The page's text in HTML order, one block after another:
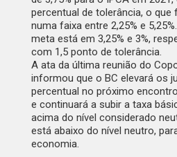
percentual de tolerância, o
numa faixa entre 2,25% e
meta está em 3,25% e 3%,
com 1,5 ponto de tolerância.
A ata da última reunião do
informou que o BC elevará os
percentual no próximo
e continuará a subir a taxa
acima do nível considerado
está abaixo do nível neutro,
economia.